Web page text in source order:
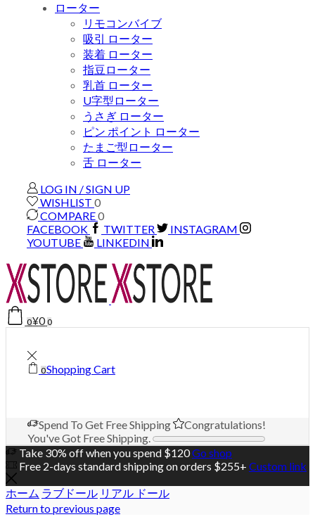
ローター
リモコンバイブ
吸引 ローター
装着 ローター
指豆ローター
乳首 ローター
U字型ローター
うさぎ ローター
ピン ポイント ローター
たまご型ローター
舌 ローター
LOG IN / SIGN UP
WISHLIST 0
COMPARE0
FACEBOOK
TWITTER
INSTAGRAM
YOUTUBE
LINKEDIN
0¥0 0
0Shopping Cart
Spend To Get Free Shipping
Congratulations!
You've Got Free Shipping.
Take 30% off when you spend $120Go shop
Free 2-days standard shipping on orders $255+ Custom link
ホーム ラブドール リアル ドール
Return to previous page